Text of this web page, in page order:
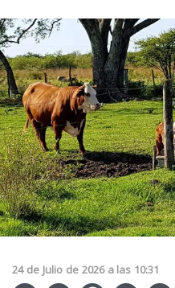
24 de Julio de 2026 a las 10:31